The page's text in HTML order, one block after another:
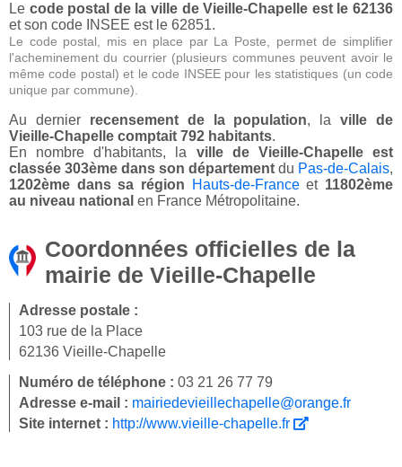
Le code postal de la ville de Vieille-Chapelle est le 62136
et son code INSEE est le 62851.
Le code postal, mis en place par La Poste, permet de simplifier
l'acheminement du courrier (plusieurs communes peuvent avoir le
même code postal) et le code INSEE pour les statistiques (un code
unique par commune).
Au dernier recensement de la population, laville de
Vieille-Chapelle comptait 792 habitants.
En nombre d'habitants, la ville de Vieille-Chapelle est
classée 303ème dans son département du Pas-de-Calais,
1202ème dans sa région
Hauts-de-Franceet 11802ème
au niveau national en France Métropolitaine.
Coordonnées officielles de la
mairie de Vieille-Chapelle
Adresse postale :
103 rue de la Place
62136 Vieille-Chapelle
Numéro de téléphone : 03 21 26 77 79
Adresse e-mail : mairiedevieillechapelle@orange.fr
Site internet : http://www.vieille-chapelle.fr